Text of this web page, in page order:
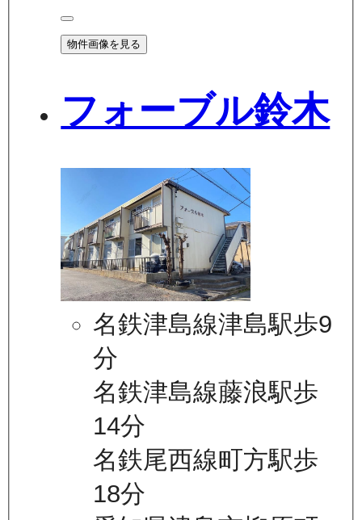
物件画像を見る
フォーブル鈴木
名鉄津島線津島駅歩9
分
名鉄津島線藤浪駅歩
14分
名鉄尾西線町方駅歩
18分